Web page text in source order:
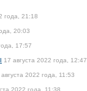
года, 21:18
20:03
17:57
17 августа 2022 года, 12:47
августа 2022 года, 11:53
2022 года, 11:38